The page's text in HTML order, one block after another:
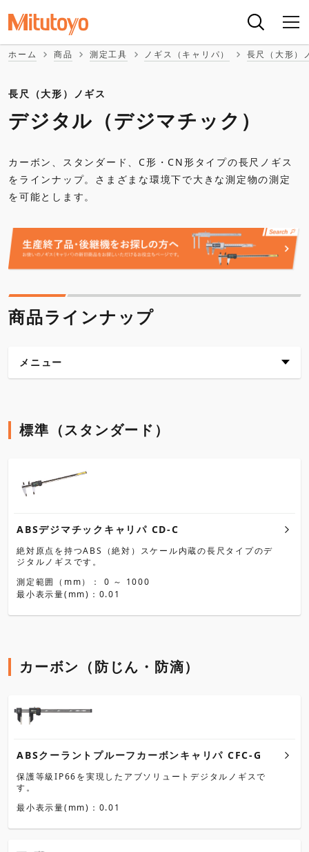
ホーム 商品 測定工具 ノギス（キャリパ） 長尺（大形）
長尺（大形）ノギス
デジタル（デジマチック）
カーボン、スタンダード、C形・CN形タイプの長尺ノギス
をラインナップ。さまざまな環境下で大きな測定物の測定
を可能とします。
商品ラインナップ
メニュー
カーボン（防じん・防滴）
標準（スタンダード）
ABSデジマチックキャリパ CD-C
絶対原点を持つABS（絶対）スケール内蔵の長尺タイプのデ
ジタルノギスです。
測定範囲（mm）： 0 ～ 1000
最小表示量(mm)：0.01
カーボン（防じん・防滴）
ABSクーラントプルーフカーボンキャリパ CFC-G
保護等級IP66を実現したアブソリュートデジタルノギスで
す。
最小表示量(mm)：0.01